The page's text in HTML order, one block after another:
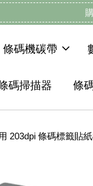
條碼機碳帶
碼掃描器 條
203dpi 條碼標籤貼